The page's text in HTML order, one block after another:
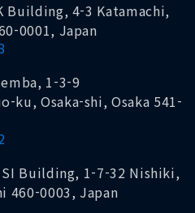
Building, 4-3 Katamachi,
0001, Japan
1-3-9
ku, Osaka-shi, Osaka 541-
SI Building, 1-7-32 Nishiki,
460-0003, Japan